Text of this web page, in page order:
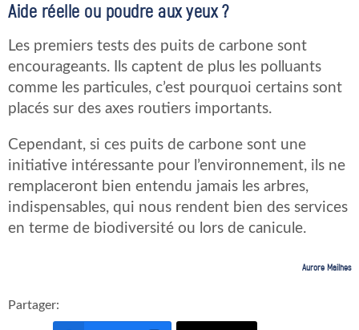
Aide réelle ou poudre aux yeux ?
Les premiers tests des puits de carbone sont
encourageants. Ils captent de plus les polluants
comme les particules, c’est pourquoi certains sont
placés sur des axes routiers importants.
Cependant, si ces puits de carbone sont une
initiative intéressante pour l’environnement, ils ne
remplaceront bien entendu jamais les arbres,
indispensables, qui nous rendent bien des services
en terme de biodiversité ou lors de canicule.
Aurore Mailhes
Partager: